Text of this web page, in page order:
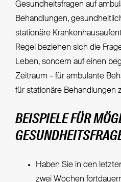
Gesundheitsfragen auf
Behandlungen,
stationäre
Regel beziehen sich die
Leben, sondern auf einen
Zeitraum – für ambulante
für stationäre Behandlungen
BEISPIELE FÜR
Haben Sie in den
zwei Wochen